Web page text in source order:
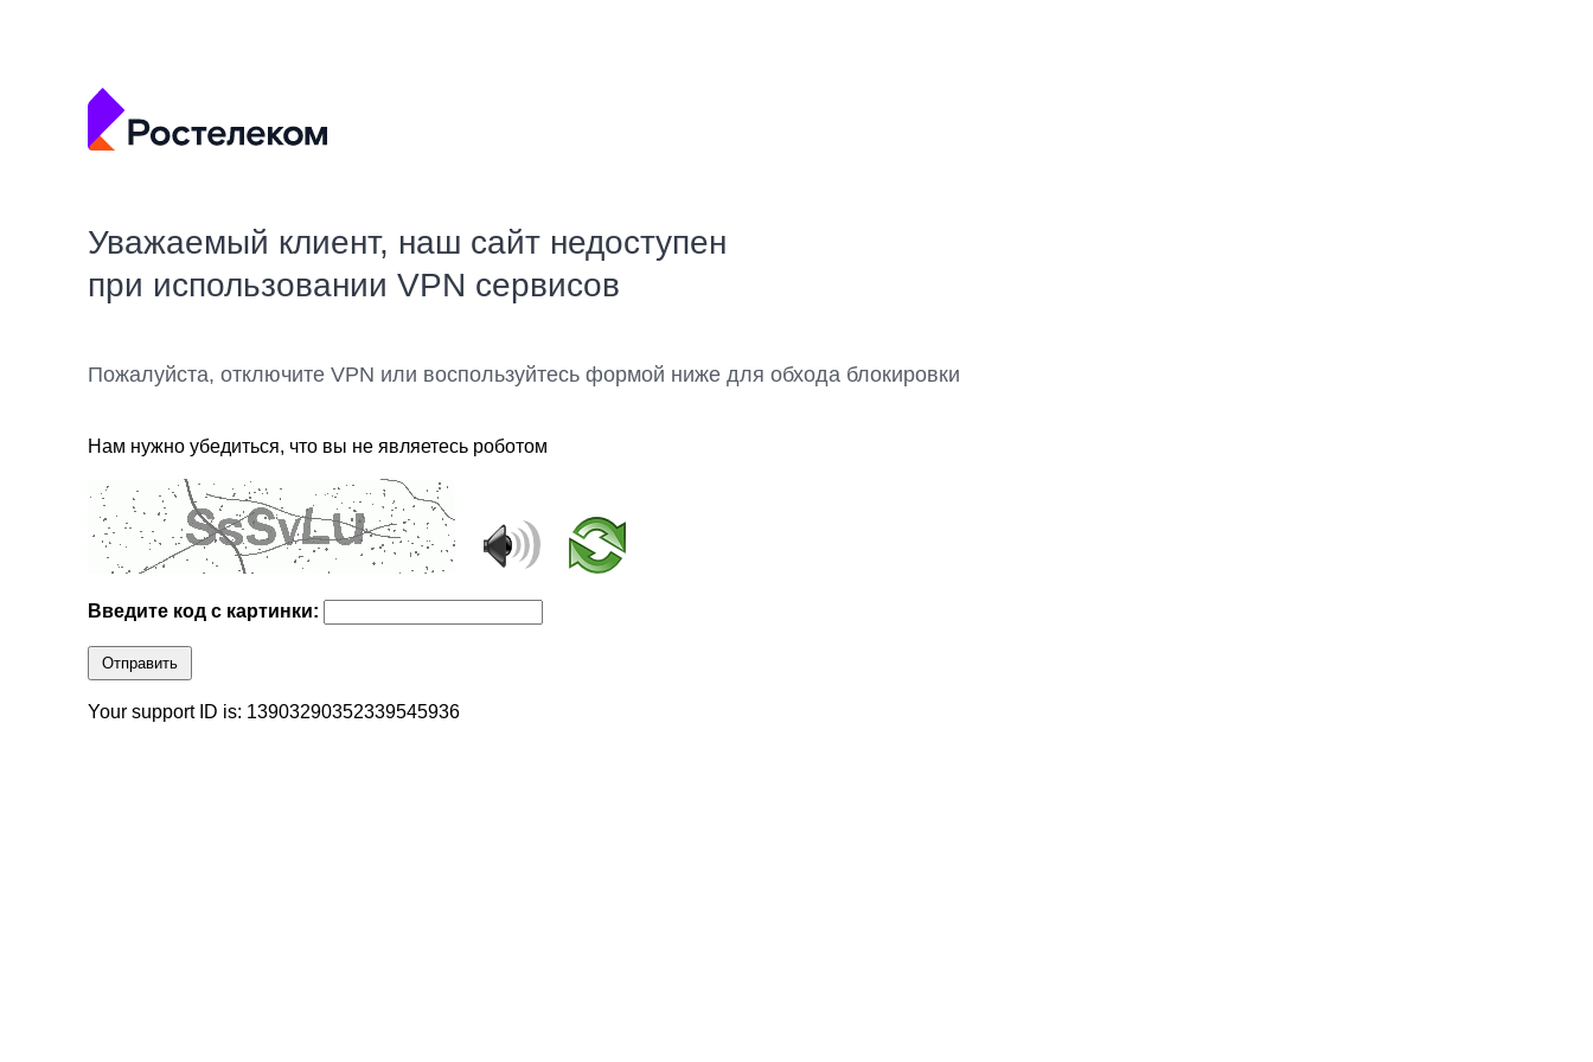
Уважаемый клиент, наш сайт недоступен
при использовании VPN сервисов
Пожалуйста, отключите VPN или воспользуйтесь формой ниже для обхода блокировки
Нам нужно убедиться, что вы не являетесь роботом
Введите код с картинки:
Отправить
Your support ID is: 13903290352339545936